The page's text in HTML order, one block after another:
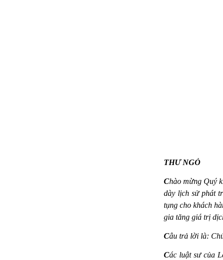
THƯ NGỎ
Chào mừng Quý
dày lịch sử phát
tụng cho khách
gia tăng giá trị
Câu trả lời là:
Các luật sư của